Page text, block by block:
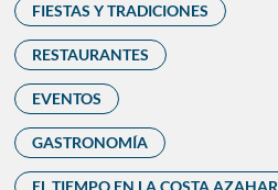
FIESTAS Y TRADICIONES
RESTAURANTES
EVENTOS
GASTRONOMÍA
EL TIEMPO EN LA COSTA AZAHAR